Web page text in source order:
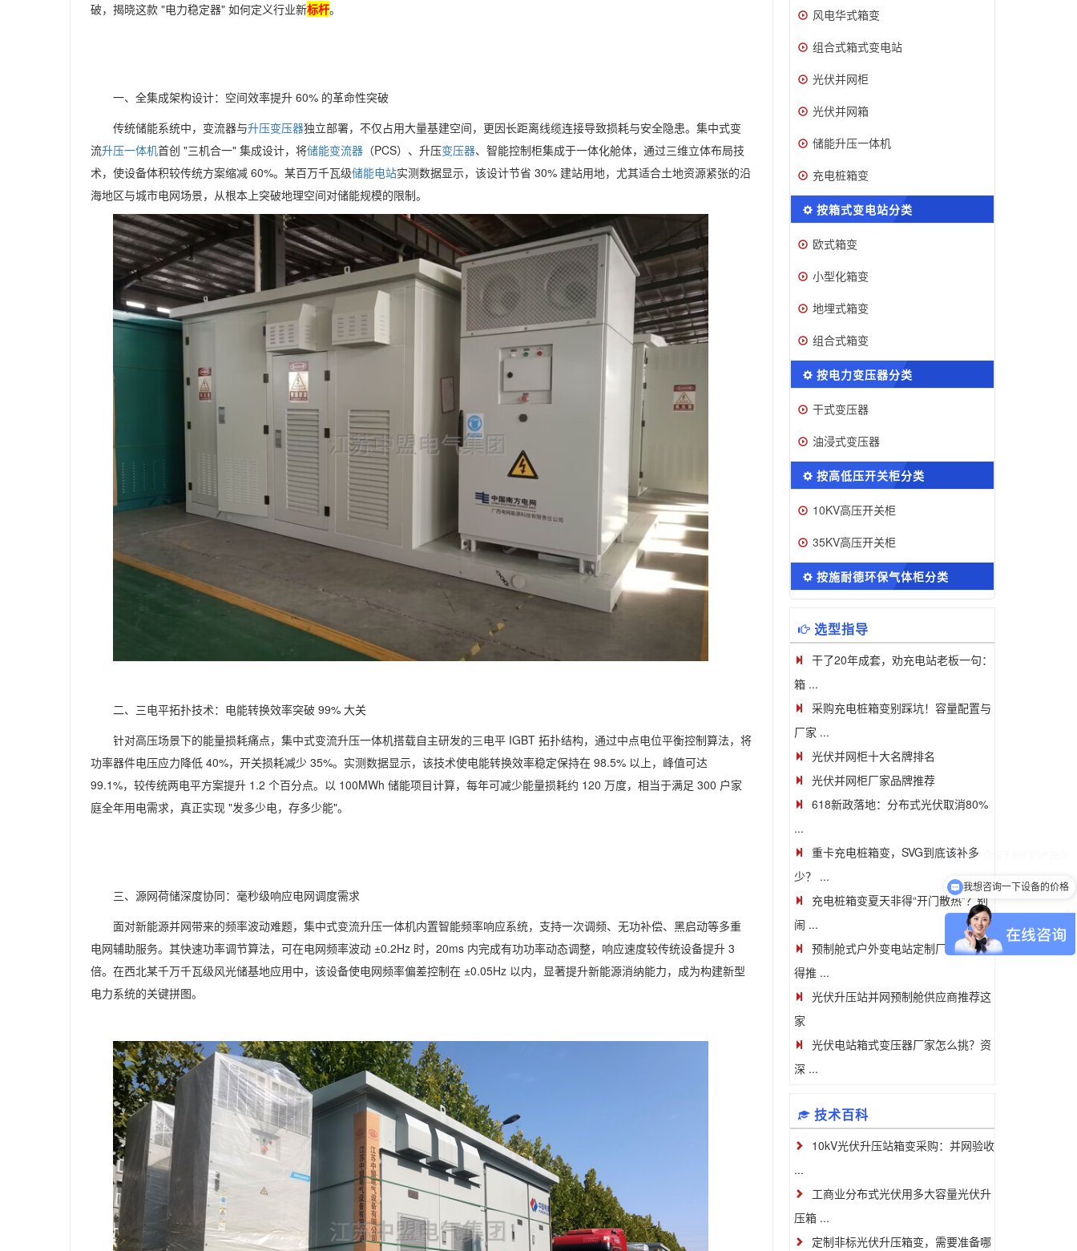
破，揭晓这款 "电力稳定器" 如何定义行业新标杆。
一、全集成架构设计：空间效率提升 60% 的革命性突破
传统储能系统中，变流器与升压变压器独立部署，不仅占用大量基建空间，更因长距离线缆连接导致损耗与安全隐患。集中式变
流升压一体机首创 "三机合一" 集成设计，将储能变流器 （PCS）、升压变压器、智能控制柜集成于一体化舱体，通过三维立体布局技
术，使设备体积较传统方案缩减 60%。某百万千瓦级储能电站实测数据显示，该设计节省 30% 建站用地，尤其适合土地资源紧张的沿
海地区与城市电网场景，从根本上突破地理空间对储能规模的限制。
二、三电平拓扑技术：电能转换效率突破 99% 大关
针对高压场景下的能量损耗痛点，集中式变流升压一体机搭载自主研发的三电平 IGBT 拓扑结构，通过中点电位平衡控制算法，将
功率器件电压应力降低 40%，开关损耗减少 35%。实测数据显示，该技术使电能转换效率稳定保持在 98.5% 以上，峰值可达
99.1%，较传统两电平方案提升 1.2 个百分点。以 100MWh 储能项目计算，每年可减少能量损耗约 120 万度，相当于满足 300 户家
庭全年用电需求，真正实现 "发多少电，存多少能"。
三、源网荷储深度协同：毫秒级响应电网调度需求
面对新能源并网带来的频率波动难题，集中式变流升压一体机内置智能频率响应系统，支持一次调频、无功补偿、黑启动等多重
电网辅助服务。其快速功率调节算法，可在电网频率波动 ±0.2Hz 时，20ms 内完成有功功率动态调整，响应速度较传统设备提升 3
倍。在西北某千万千瓦级风光储基地应用中，该设备使电网频率偏差控制在 ±0.05Hz 以内，显著提升新能源消纳能力，成为构建新型
电力系统的关键拼图。
风电华式箱变
组合式箱式变电站
光伏并网柜
光伏并网箱
储能升压一体机
充电桩箱变
按箱式变电站分类
欧式箱变
小型化箱变
地埋式箱变
组合式箱变
按电力变压器分类
干式变压器
油浸式变压器
按高低压开关柜分类
10KV高压开关柜
35KV高压开关柜
按施耐德环保气体柜分类
选型指导
干了20年成套，劝充电站老板一句：
箱 ...
采购充电桩箱变别踩坑！容量配置与
厂家 ...
光伏并网柜十大名牌排名
光伏并网柜厂家品牌推荐
618新政落地：分布式光伏取消80%
...
重卡充电桩箱变，SVG到底该补多
少？ ...
充电桩箱变夏天非得“开门散热”？别
闹 ...
预制舱式户外变电站定制厂家哪个值
得推 ...
光伏升压站并网预制舱供应商推荐这
家
光伏电站箱式变压器厂家怎么挑？资
深 ...
技术百科
10kV光伏升压站箱变采购：并网验收
...
工商业分布式光伏用多大容量光伏升
压箱 ...
定制非标光伏升压箱变，需要准备哪
我想咨询一下设备的价格